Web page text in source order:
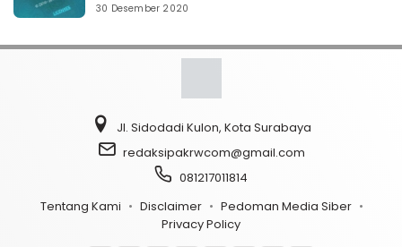
30 Desember 2020
Jl. Sidodadi Kulon, Kota Surabaya
redaksipakrwcom@gmail.com
081217011814
Tentang Kami
Disclaimer
Pedoman Media Siber
Privacy Policy